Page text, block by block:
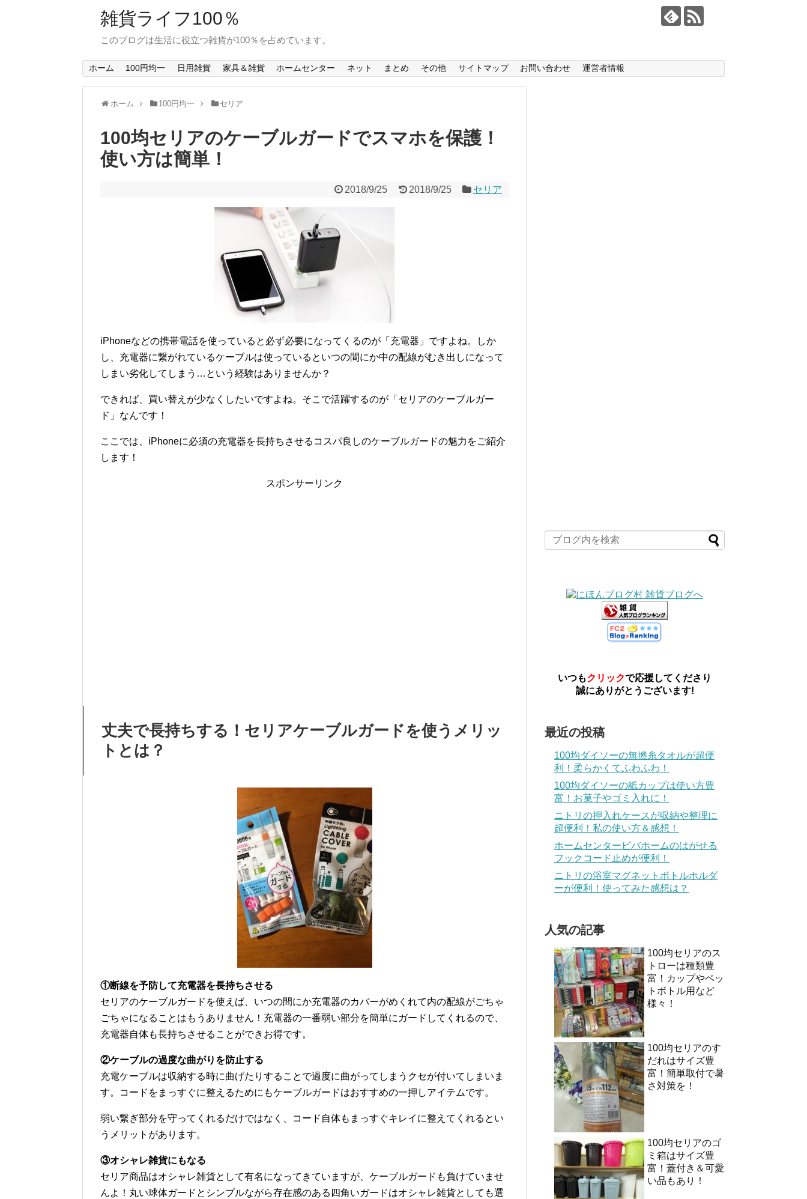
雑貨ライフ100％
このブログは生活に役立つ雑貨が100％を占めています。
ホーム 100円均一 日用雑貨 家具＆雑貨 ホームセンター ネット まとめ その他 サイトマップ お問い合わせ 運営者情報
ホーム 100円均一 セリア
100均セリアのケーブルガードでスマホを保護！
使い方は簡単！
2018/9/25 2018/9/25 セリア
iPhoneなどの携帯電話を使っていると必ず必要になってくるのが「充電器」ですよね。しか
し、充電器に繋がれているケーブルは使っているといつの間にか中の配線がむき出しになって
しまい劣化してしまう…という経験はありませんか？
できれば、買い替えが少なくしたいですよね。そこで活躍するのが「セリアのケーブルガー
ド」なんです！
ここでは、iPhoneに必須の充電器を長持ちさせるコスパ良しのケーブルガードの魅力をご紹介
します！
スポンサーリンク
丈夫で長持ちする！セリアケーブルガードを使うメリッ
トとは？
①断線を予防して充電器を長持ちさせる
セリアのケーブルガードを使えば、いつの間にか充電器のカバーがめくれて内の配線がごちゃ
ごちゃになることはもうありません！充電器の一番弱い部分を簡単にガードしてくれるので、
充電器自体も長持ちさせることができお得です。
②ケーブルの過度な曲がりを防止する
充電ケーブルは収納する時に曲げたりすることで過度に曲がってしまうクセが付いてしまいま
す。コードをまっすぐに整えるためにもケーブルガードはおすすめの一押しアイテムです。
弱い繋ぎ部分を守ってくれるだけではなく、コード自体もまっすぐキレイに整えてくれるとい
うメリットがあります。
③オシャレ雑貨にもなる
セリア商品はオシャレ雑貨として有名になってきていますが、ケーブルガードも負けていませ
んよ！丸い球体ガードとシンプルながら存在感のある四角いガードはオシャレ雑貨としても選
いつもクリックで応援してくださり
誠にありがとうございます!
最近の投稿
100均ダイソーの無撚糸タオルが超便
利！柔らかくてふわふわ！
100均ダイソーの紙カップは使い方豊
富！お菓子やゴミ入れに！
ニトリの押入れケースが収納や整理に
超便利！私の使い方＆感想！
ホームセンタービバホームのはがせる
フックコード止めが便利！
ニトリの浴室マグネットボトルホルダ
ーが便利！使ってみた感想は？
人気の記事
100均セリアのス
トローは種類豊
富！カップやペッ
トボトル用など
様々！
100均セリアのす
だれはサイズ豊
富！簡単取付で暑
さ対策を！
100均セリアのゴ
ミ箱はサイズ豊
富！蓋付き＆可愛
い品もあり！